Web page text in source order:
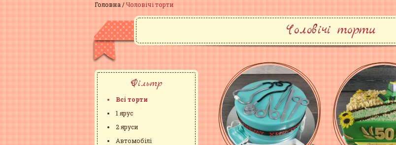
Головна Чоловічі торти
Чоловічі торти
Фільтр
Всі торти
1 ярус
2 яруси
Автомобілі